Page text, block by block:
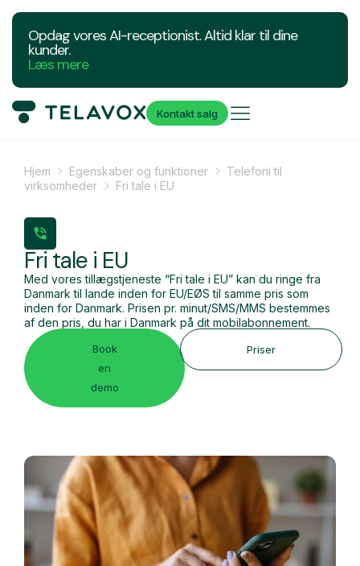
Opdag vores AI-receptionist. Altid klar til dine
kunder.
Læs mere
Kontakt salg
Hjem Egenskaber og funktioner
Telefoni til
virksomheder
Fri tale i EU
Fri tale i EU
Med vores tillægstjeneste “Fri tale i EU” kan du ringe fra
Danmark til lande inden for EU/EØS til samme pris som
inden for Danmark. Prisen pr. minut/SMS/MMS bestemmes
af den pris, du har i Danmark på dit mobilabonnement.
Book
en
demo
Priser